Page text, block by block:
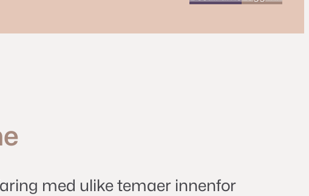
med ulike temaer innenfor